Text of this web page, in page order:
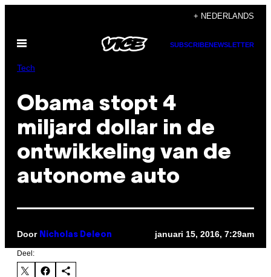
de
inhoud
+ NEDERLANDS
Open
SUBSCRIBENEWSLETTER
Tech
Obama stopt 4
miljard dollar in de
ontwikkeling van de
autonome auto
Door Nicholas Deleon januari 15, 2016, 7:29am
Deel: